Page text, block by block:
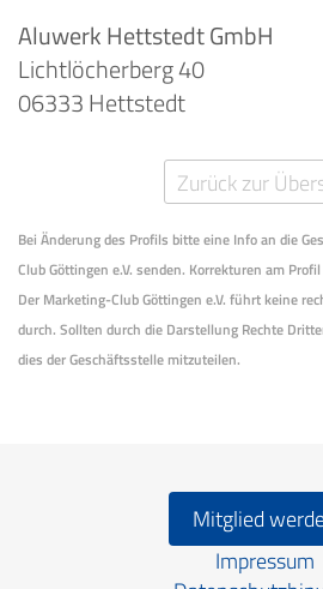
Aluwerk Hettstedt GmbH
Lichtlöcherberg 40
06333 Hettstedt
Zurück zur
Bei Änderung des Profils bitte eine Info an die
Club Göttingen e.V. senden. Korrekturen am
Der Marketing-Club Göttingen e.V. führt keine
durch. Sollten durch die Darstellung Rechte
dies der Geschäftsstelle mitzuteilen.
Mitglied
Impressum